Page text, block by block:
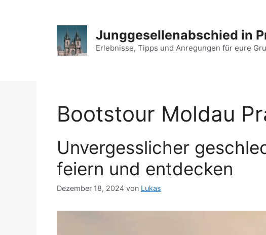
Junggesellenabschied in
Erlebnisse, Tipps und Anregungen für eure
Bootstour Moldau
Unvergesslicher
feiern und entdecken
Dezember 18, 2024 von Lukas